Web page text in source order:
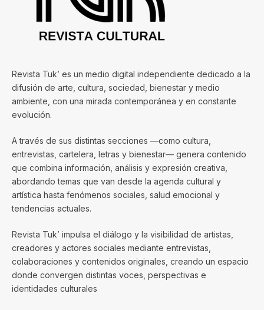
Revista Tuk’ es un medio digital independiente dedicado a la
difusión de arte, cultura, sociedad, bienestar y medio
ambiente, con una mirada contemporánea y en constante
evolución.
A través de sus distintas secciones —como cultura,
entrevistas, cartelera, letras y bienestar— genera contenido
que combina información, análisis y expresión creativa,
abordando temas que van desde la agenda cultural y
artística hasta fenómenos sociales, salud emocional y
tendencias actuales.
Revista Tuk’ impulsa el diálogo y la visibilidad de artistas,
creadores y actores sociales mediante entrevistas,
colaboraciones y contenidos originales, creando un espacio
donde convergen distintas voces, perspectivas e
identidades culturales